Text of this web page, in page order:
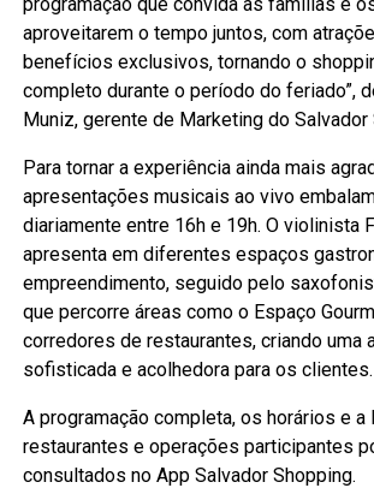
aproveitarem o tempo juntos, com
benefícios exclusivos, tornando o
completo durante o período do feriado”,
Muniz, gerente de Marketing do Salvador
Para tornar a experiência ainda mais
apresentações musicais ao vivo
diariamente entre 16h e 19h. O violinista
apresenta em diferentes espaços
empreendimento, seguido pelo
que percorre áreas como o Espaço
corredores de restaurantes, criando uma
sofisticada e acolhedora para os clientes.
A programação completa, os horários e a
restaurantes e operações participantes
consultados no App Salvador Shopping.